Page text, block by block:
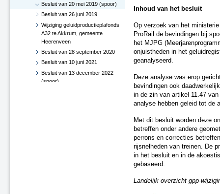
Inhoud van het besluit
Op verzoek van het
ProRail de bevindingen bij
het MJPG
onjuistheden in het
geanalyseerd.
Deze analyse was erop
bevindingen ook
in de zin van artikel 11.47
analyse hebben geleid tot de
Met dit besluit worden deze
betreffen onder andere
perrons en correcties
rijsnelheden van treinen. De
in het besluit en in de
gebaseerd.
Landelijk overzicht gpp-
Besluit van 20 mei 2019 (spoor)
Besluit van 26 juni 2019
Wijziging geluidproductieplafonds
A32 te Akkrum, gemeente
Heerenveen
Besluit van 28 september 2020
Besluit van 10 juni 2021
Besluit van 13 december 2022
(spoor)